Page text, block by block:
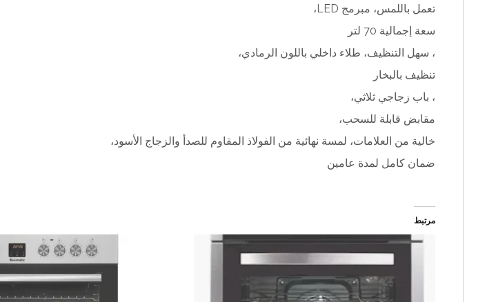
تعمل باللمس، مبرمج LED،
سعة إجمالية 70 لتر
، سهل التنظيف، طلاء داخلي باللون الرمادي،
تنظيف بالبخار
، باب زجاجي ثلاثي،
مقابض قابلة للسحب،
خالية من العلامات، لمسة نهائية من الفولاذ المقاوم للصدأ والزجاج الأسود،
ضمان كامل لمدة عامين
مرتبط